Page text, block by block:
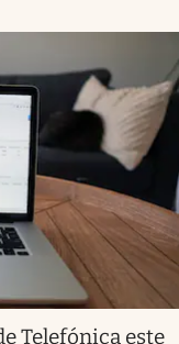
Telefónica este